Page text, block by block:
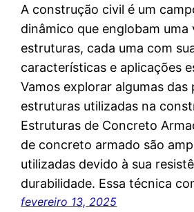
A construção civil é um
dinâmico que englobam uma
estruturas, cada uma com
características e aplicações
Vamos explorar algumas das
estruturas utilizadas na
Estruturas de Concreto
de concreto armado são
utilizadas devido à sua
durabilidade. Essa técnica
fevereiro 13, 2025